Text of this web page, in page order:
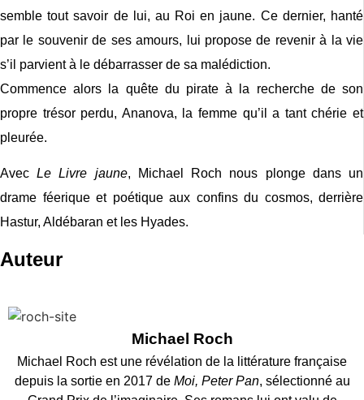
semble tout savoir de lui, au Roi en jaune. Ce dernier, hanté
par le souvenir de ses amours, lui propose de revenir à la vie
s’il parvient à le débarrasser de sa malédiction.
Commence alors la quête du pirate à la recherche de son
propre trésor perdu, Ananova, la femme qu’il a tant chérie et
pleurée.
AvecLe Livre jaune, Michael Roch nous plonge dans un
drame féerique et poétique aux confins du cosmos, derrière
Hastur, Aldébaran et les Hyades.
Auteur
Michael Roch
Michael Roch est une révélation de la littérature française
depuis la sortie en 2017 de Moi, Peter Pan, sélectionné au